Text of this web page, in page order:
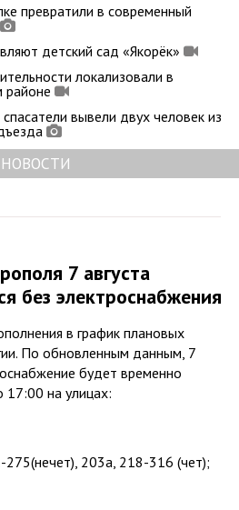
превратили в современный
детский сад «Якорёк»
локализовали в
районе
вывели двух человек из
НОВОСТИ
7 августа
без электроснабжения
в график плановых
По обновленным данным, 7
будет временно
17:00 на улицах:
275(нечет), 203а, 218-316 (чет);